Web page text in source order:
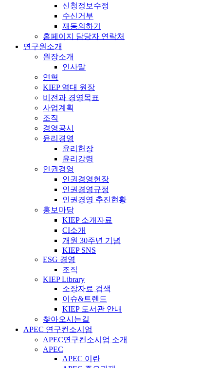
신청정보수정
수신거부
재동의하기
홈페이지 담당자 연락처
연구원소개
원장소개
인사말
연혁
KIEP 역대 원장
비전과 경영목표
사업계획
조직
경영공시
윤리경영
윤리헌장
윤리강령
인권경영
인권경영헌장
인권경영규정
인권경영 추진현황
홍보마당
KIEP 소개자료
CI소개
개원 30주년 기념
KIEP SNS
ESG 경영
조직
KIEP Library
소장자료 검색
이슈&트렌드
KIEP 도서관 안내
찾아오시는길
APEC 연구컨소시엄
APEC연구컨소시엄 소개
APEC
APEC 이란